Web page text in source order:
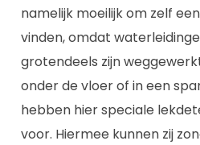
namelijk moeilijk om zelf
vinden, omdat
grotendeels zijn
onder de vloer of in een
hebben hier speciale
voor. Hiermee kunnen zij